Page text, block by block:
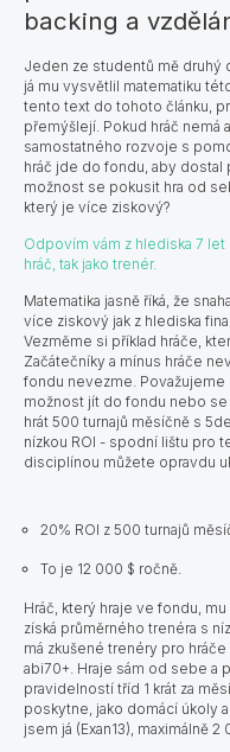
backing a
Jeden ze studentů mě druhý
já mu vysvětlil matematiku
tento text do tohoto článku,
přemýšlejí. Pokud hráč nemá
samostatného rozvoje s
hráč jde do fondu, aby dostal
možnost se pokusit hra od
který je více ziskový?
Odpovím vám z hlediska 7
hráč, tak jako trenér.
Matematika jasně říká, že
více ziskový jak z hlediska
Vezměme si příklad hráče,
Začátečníky a mínus hráče
fondu nevezme. Považujeme
možnost jít do fondu nebo
hrát 500 turnajů měsíčně s
nízkou ROI - spodní lištu pro
disciplínou můžete opravdu
20% ROI z 500 turnajů
To je 12 000 $ ročně.
Hráč, který hraje ve fondu,
získá průměrného trenéra s
má zkušené trenéry pro
abi70+. Hraje sám od sebe a
pravidelností tříd 1 krát za
poskytne, jako domácí úkoly
jsem já (Exan13), maximálně 2